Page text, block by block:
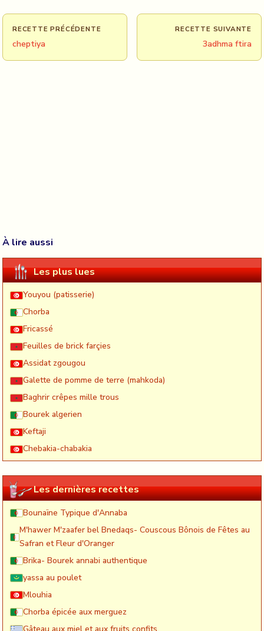
RECETTE PRÉCÉDENTE
cheptiya
RECETTE SUIVANTE
3adhma ftira
À lire aussi
Les plus lues
Youyou (patisserie)
Chorba
Fricassé
Feuilles de brick farçies
Assidat zgougou
Galette de pomme de terre (mahkoda)
Baghrir crêpes mille trous
Bourek algerien
Keftaji
Chebakia-chabakia
Les dernières recettes
Bounaïne Typique d'Annaba
M'hawer M'zaafer bel Bnedaqs- Couscous Bônois de Fêtes au
Safran et Fleur d'Oranger
Brika- Bourek annabi authentique
yassa au poulet
Mlouhia
Chorba épicée aux merguez
Gâteau aux miel et aux fruits confits